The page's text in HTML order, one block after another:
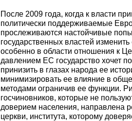
После 2009 года, когда к власти
политически поддерживаемые
прослеживаются настойчивые
государственных властей
особенно в области отношения к
давлением ЕС государство хочет
принизить в глазах народа ее
минимизировать ее влияние в
методами ограничив ее функции.
госчиновников, которые не
доверием населения, направлена
церкви, института, которому